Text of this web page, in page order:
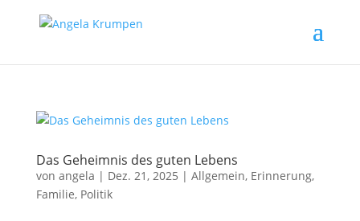
Das Geheimnis des guten Lebens
von angela | Dez. 21, 2025 | Allgemein, Erinnerung,
Familie, Politik